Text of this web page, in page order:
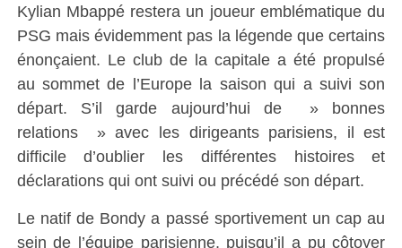
Kylian Mbappé restera un joueur emblématique du
PSG mais évidemment pas la légende que certains
énonçaient. Le club de la capitale a été propulsé
au sommet de l’Europe la saison qui a suivi son
départ. S’il garde aujourd’hui de » bonnes
relations » avec les dirigeants parisiens, il est
difficile d’oublier les différentes histoires et
déclarations qui ont suivi ou précédé son départ.
Le natif de Bondy a passé sportivement un cap au
sein de l’équipe parisienne, puisqu’il a pu côtoyer